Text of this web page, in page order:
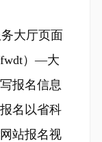
大厅页面
）—大
报名信息
名以省科
站报名视